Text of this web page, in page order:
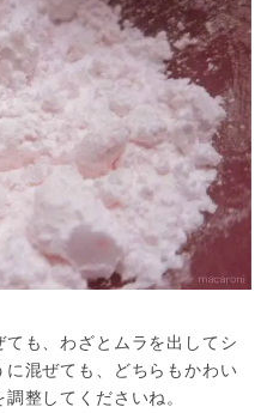
も、わざとムラを出してシ
混ぜても、どちらもかわい
整してくださいね。